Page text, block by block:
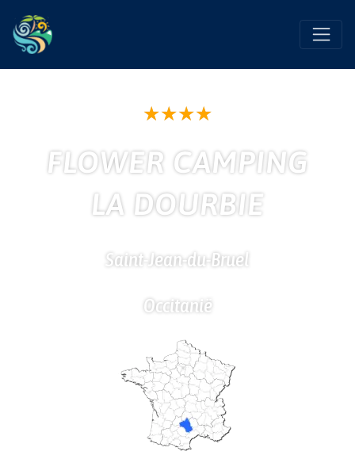
★★★★
FLOWER CAMPING
LA DOURBIE
Saint-Jean-du-Bruel
Occitanië